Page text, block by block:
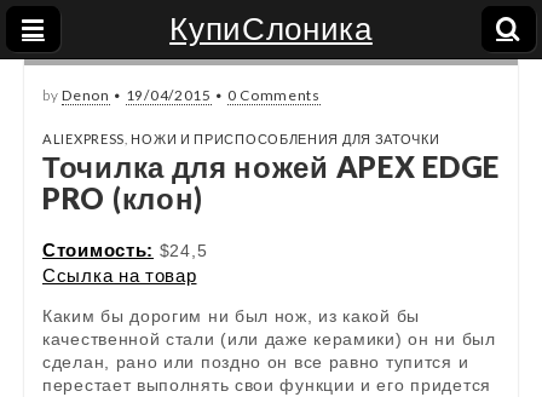
КупиСлоника
byDenon • 19/04/2015 • 0 Comments
ALIEXPRESS НОЖИ И ПРИСПОСОБЛЕНИЯ ДЛЯ ЗАТОЧКИ
Точилка для ножей APEX EDGE
PRO (клон)
Стоимость: $24,5
Ссылка на товар
Каким бы дорогим ни был нож, из какой бы
качественной стали (или даже керамики) он ни был
сделан, рано или поздно он все равно тупится и
перестает выполнять свои функции и его придется